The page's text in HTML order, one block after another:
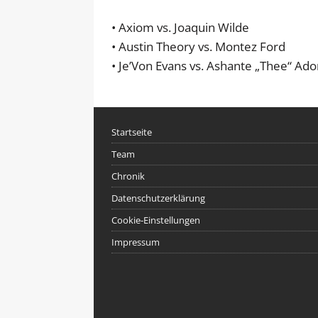
• Axiom vs. Joaquin Wilde
• Austin Theory vs. Montez Ford
• Je’Von Evans vs. Ashante „Thee“
Startseite
Team
Chronik
Datenschutzerklärung
Cookie-Einstellungen
Impressum